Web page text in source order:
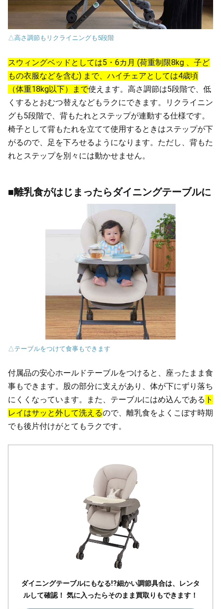
△高さ調節もリクライニングも5段階
スウィングベッドとしては5・6カ月 (荷重制限8kg 、子ど
もの衣服などを含む) まで、ハイチェアとしては4歳頃
（体重18kg以下）まで使えます。高さ調節は5段階で、低
くするとおむつ替えなどもラクにできます。リクライニン
グも5段階で、背もたれとステップが連動する仕様です。
椅子として背もたれを立てて使用するときはステップが下
がるので、足を下ろせるようになります。ただし、背もた
れとステップを別々には動かせません。
■離乳食がはじまったらダイニングテーブルに
△テーブルをつけて食事もできます
付属品の安心ホールドテーブルをつけると、座ったまま食
事もできます。股の部分に支えがあり、体が下にずり落ち
にくくなっています。また、テーブルにはめ込んである ト
レイはサッと外して洗えるので、離乳食をよくこぼす時期
でも後片付けがとてもラクです。
ダイニングテーブルにもなる!?細かい調節具合は、レンタ
ルして確認！ 気に入ったらそのまま買取りもできます！